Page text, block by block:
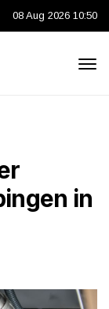
08 Aug 2026 10:50
in